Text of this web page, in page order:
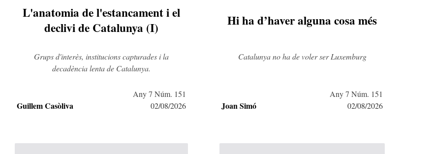
L'anatomia de l'estancament i el
declivi de Catalunya (I)
Grups d'interès, institucions capturades i la
decadència lenta de Catalunya.
Guillem Casòliva
Any 7 Núm. 151
02/08/2026
Hi ha d’haver alguna cosa més
Catalunya no ha de voler ser Luxemburg
Joan Simó
Any 7 Núm. 151
02/08/2026